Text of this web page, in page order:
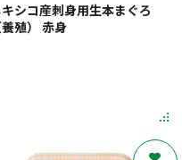
シコ産刺身用生本まぐろ
養殖） 赤身